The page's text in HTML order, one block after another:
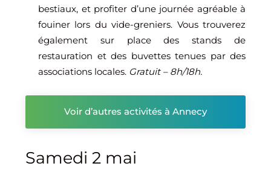
bestiaux, et profiter d’une journée agréable à
fouiner lors du vide-greniers. Vous trouverez
également sur place des stands de
restauration et des buvettes tenues par des
associations locales. Gratuit – 8h/18h.
Voir d’autres activités à Annecy
Samedi 2 mai